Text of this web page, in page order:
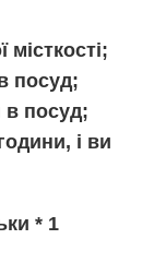
посуд;
в посуд;
і ви
* 1